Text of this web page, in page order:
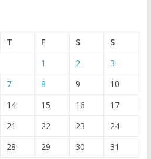
T F S
S
1
2
3
7 8 9
10
14 15 16
17
21 22 23
24
28 29 30 31